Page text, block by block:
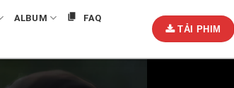
ALBUM FAQ